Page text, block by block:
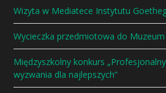
Wizyta w Mediatece Instytutu
Wycieczka przedmiotowa do
Międzyszkolny konkurs
wyzwania dla najlepszych”